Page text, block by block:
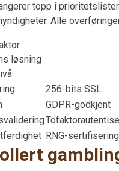
topp i
Alle
løsning
256-bits SSL
GDPR-godkjent
RNG-sertifisering